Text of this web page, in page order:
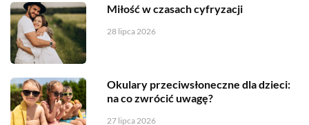
Miłość w czasach cyfryzacji
28 lipca 2026
Okulary przeciwsłoneczne dla dzieci:
na co zwrócić uwagę?
27 lipca 2026